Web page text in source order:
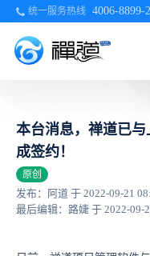
统一服务热线 4006-8899-
本台消息，禅道已
成签约！
原创
发布：阿道 于 2022-09-21
最后编辑：路婕 于 2022-09-